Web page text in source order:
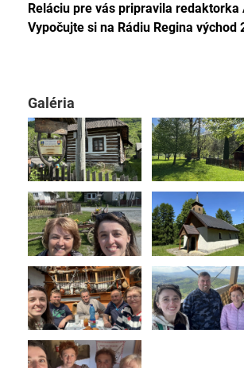
Reláciu pre vás pripravila redaktorka
Vypočujte si na Rádiu Regina východ
Galéria